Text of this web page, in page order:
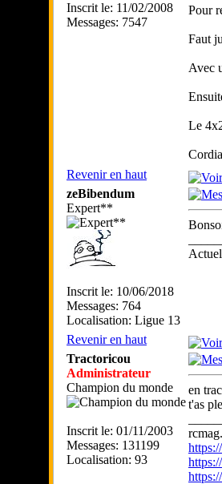
Inscrit le: 11/02/2008
Messages: 7547
Pour
Faut
Avec
Le
Revenir en haut
zeBibendum
Expert**
Inscrit le: 10/06/2018
Messages: 764
Localisation: Ligue 13
Revenir en haut
Tractoricou
Administrateur
Champion du monde
Inscrit le: 01/11/2003
Messages: 131199
Localisation: 93
en
t'as